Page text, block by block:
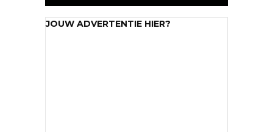
JOUW ADVERTENTIE HIER?